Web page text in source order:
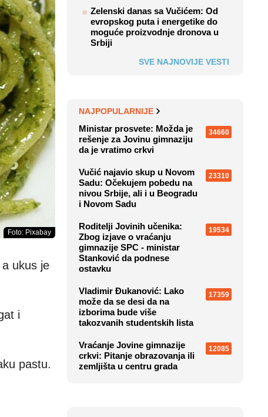
Foto: Pixabay
ukus je
i
pastu.
Zelenski danas sa Vučićem: Od
evropskog puta i energetike do
moguće proizvodnje dronova u
Srbiji
SVE NAJNOVIJE VESTI
NAJPOPULARNIJE
Ministar prosvete: Možda je
rešenje za Jovinu gimnaziju
da je vratimo crkvi
34660
Vučić najavio skup u Novom
Sadu: Očekujem pobedu na
nivou Srbije, ali i u Beogradu
i Novom Sadu
23310
Roditelji Jovinih učenika:
Zbog izjave o vraćanju
gimnazije SPC - ministar
Stanković da podnese
ostavku
19534
Vladimir Đukanović: Lako
može da se desi da na
izborima bude više
takozvanih studentskih lista
17359
Vraćanje Jovine gimnazije
crkvi: Pitanje obrazovanja ili
zemljišta u centru grada
12085